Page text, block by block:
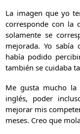
La imagen que yo
corresponde con la
solamente se
mejorada. Yo
había podido
también se cuidaba
Me gusta mucho
inglés, poder
mejorar mis
meses. Creo que